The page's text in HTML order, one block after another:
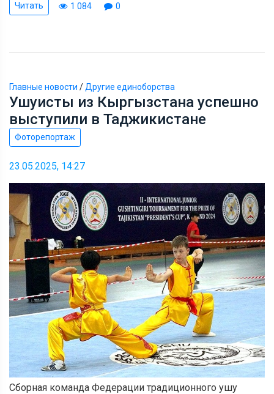
Читать 1 084 0
Главные новости / Другие единоборства
Ушуисты из Кыргызстана успешно
выступили в Таджикистане
Фоторепортаж
23.05.2025, 14:27
Сборная команда Федерации традиционного ушу